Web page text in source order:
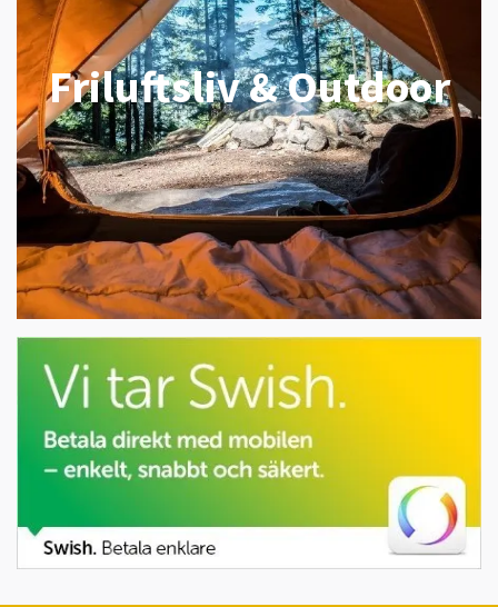
Friluftsliv & Outdoor